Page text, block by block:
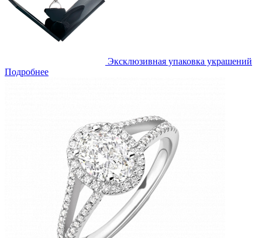
Эксклюзивная упаковка украшений
Подробнее